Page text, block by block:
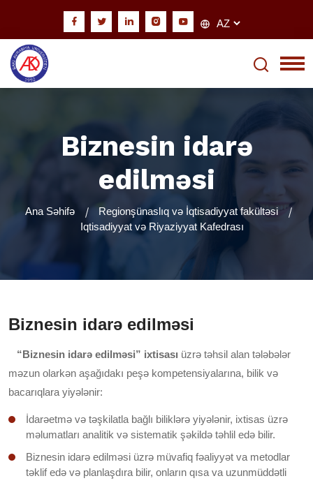
Biznesin idarə
edilməsi
Ana Səhifə
Regionşünaslıq və İqtisadiyyat fakültəsi
Iqtisadiyyat və Riyaziyyat Kafedrası
Biznesin idarə edilməsi
“Biznesin idarə edilməsi” ixtisası üzrə təhsil alan tələbələr
məzun olarkən aşağıdakı peşə kompetensiyalarına, bilik və
bacarıqlara yiyələnir:
İdarəetmə və təşkilatla bağlı biliklərə yiyələnir, ixtisas üzrə
məlumatları analitik və sistematik şəkildə təhlil edə bilir.
Biznesin idarə edilməsi üzrə müvafiq fəaliyyət va metodlar
təklif edə və planlaşdıra bilir, onların qısa va uzunmüddətli